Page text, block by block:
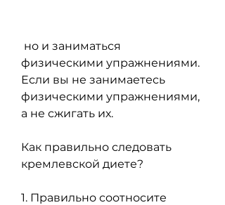
физическими упражнениями.
Если вы не занимаетесь
физическими упражнениями,
а не сжигать их.
Как правильно следовать
кремлевской диете?
1. Правильно соотносите